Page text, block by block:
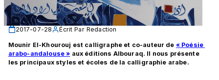
2017-07-28 Écrit Par Redaction
Mounir El-Khourouj est calligraphe et co-auteur de « Poésie
arabo-andalouse » aux éditions Albouraq. Il nous présente
les principaux styles et écoles de la calligraphie arabe.